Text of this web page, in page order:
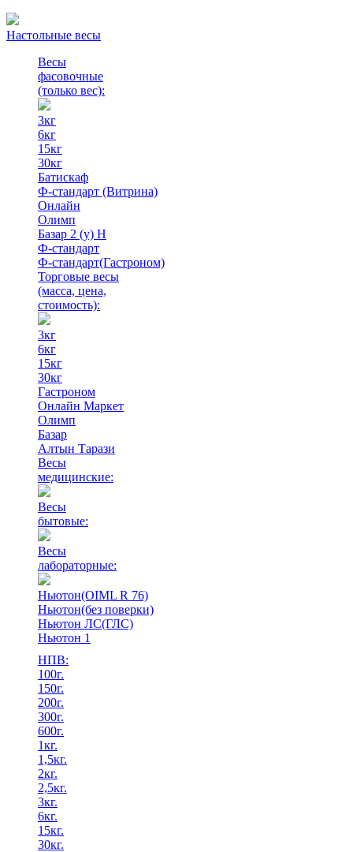
Настольные весы
Весы
фасовочные
(только вес):
3кг
6кг
15кг
30кг
Батискаф
Ф-стандарт (Витрина)
Онлайн
Олимп
Базар 2 (у) Н
Ф-стандарт
Ф-стандарт(Гастроном)
Торговые весы
(масса, цена,
стоимость):
3кг
6кг
15кг
30кг
Гастроном
Онлайн Маркет
Олимп
Базар
Алтын Тарази
Весы
медицинские:
Весы
бытовые:
Весы
лабораторные:
Ньютон(OIML R 76)
Ньютон(без поверки)
Ньютон ЛС(ГЛС)
Ньютон 1
НПВ:
100г.
150г.
200г.
300г.
600г.
1кг.
1,5кг.
2кг.
2,5кг.
3кг.
6кг.
15кг.
30кг.